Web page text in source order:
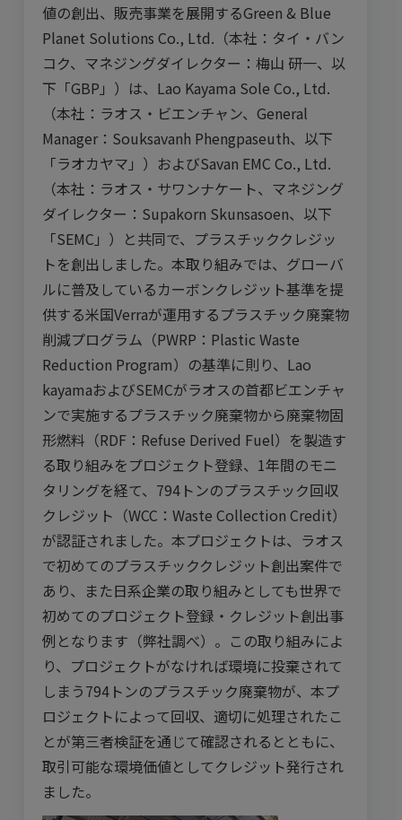
値の創出、販売事業を展開するGreen & Blue
Planet Solutions Co., Ltd.（本社：タイ・バン
コク、マネジングダイレクター：梅山 研一、以
下「GBP」）は、Lao Kayama Sole Co., Ltd.
（本社：ラオス・ビエンチャン、General
Manager：Souksavanh Phengpaseuth、以下
「ラオカヤマ」）およびSavan EMC Co., Ltd.
（本社：ラオス・サワンナケート、マネジング
ダイレクター：Supakorn Skunsasoen、以下
「SEMC」）と共同で、プラスチッククレジッ
トを創出しました。本取り組みでは、グローバ
ルに普及しているカーボンクレジット基準を提
供する米国Verraが運用するプラスチック廃棄物
削減プログラム（PWRP：Plastic Waste
Reduction Program）の基準に則り、Lao
kayamaおよびSEMCがラオスの首都ビエンチャ
ンで実施するプラスチック廃棄物から廃棄物固
形燃料（RDF：Refuse Derived Fuel）を製造す
る取り組みをプロジェクト登録、1年間のモニ
タリングを経て、794トンのプラスチック回収
クレジット（WCC：Waste Collection Credit）
が認証されました。本プロジェクトは、ラオス
で初めてのプラスチッククレジット創出案件で
あり、また日系企業の取り組みとしても世界で
初めてのプロジェクト登録・クレジット創出事
例となります（弊社調べ）。この取り組みによ
り、プロジェクトがなければ環境に投棄されて
しまう794トンのプラスチック廃棄物が、本プ
ロジェクトによって回収、適切に処理されたこ
とが第三者検証を通じて確認されるとともに、
取引可能な環境価値としてクレジット発行され
ました。